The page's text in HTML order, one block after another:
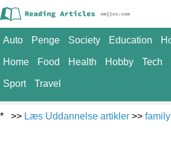
Auto Penge Society Education
Home Food Health Hobby Tech
Sport Travel
* >> Læs Uddannelse artikler >> family